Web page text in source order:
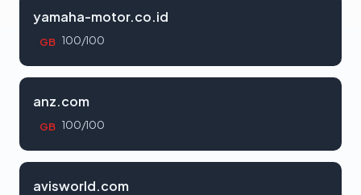
yamaha-motor.co.id
GB 100/100
anz.com
GB 100/100
avisworld.com